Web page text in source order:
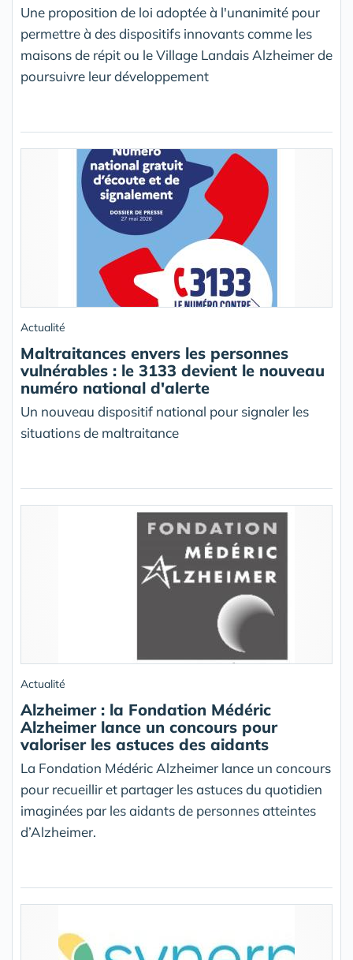
Une proposition de loi adoptée à l'unanimité pour
permettre à des dispositifs innovants comme les
maisons de répit ou le Village Landais Alzheimer de
poursuivre leur développement
Actualité
Maltraitances envers les personnes
vulnérables : le 3133 devient le nouveau
numéro national d'alerte
Un nouveau dispositif national pour signaler les
situations de maltraitance
Actualité
Alzheimer : la Fondation Médéric
Alzheimer lance un concours pour
valoriser les astuces des aidants
La Fondation Médéric Alzheimer lance un concours
pour recueillir et partager les astuces du quotidien
imaginées par les aidants de personnes atteintes
d’Alzheimer.